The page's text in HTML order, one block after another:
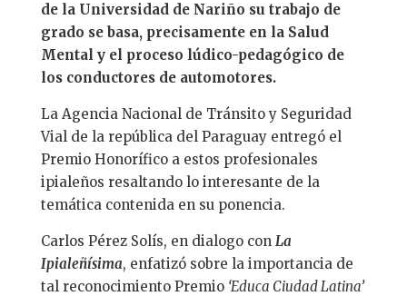
de la Universidad de Nariño su trabajo de
grado se basa, precisamente en la Salud
Mental y el proceso lúdico-pedagógico de
los conductores de automotores.
La Agencia Nacional de Tránsito y Seguridad
Vial de la república del Paraguay entregó el
Premio Honorífico a estos profesionales
ipialeños resaltando lo interesante de la
temática contenida en su ponencia.
Carlos Pérez Solís, en dialogo con La
Ipialeñísima, enfatizó sobre la importancia de
tal reconocimiento Premio ‘Educa Ciudad Latina’